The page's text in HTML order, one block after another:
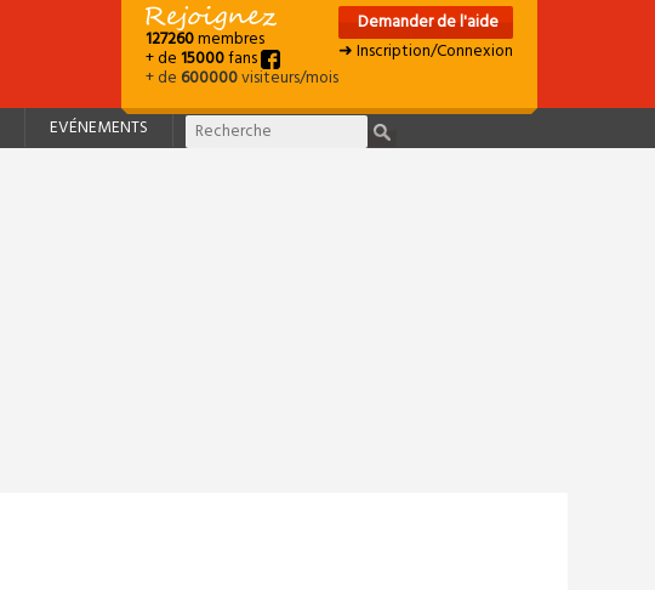
127260membres
+ de15000fans
+ de600000visiteurs/mois
Demander de l'aide
➜ Inscription/Connexion
EVÉNEMENTS